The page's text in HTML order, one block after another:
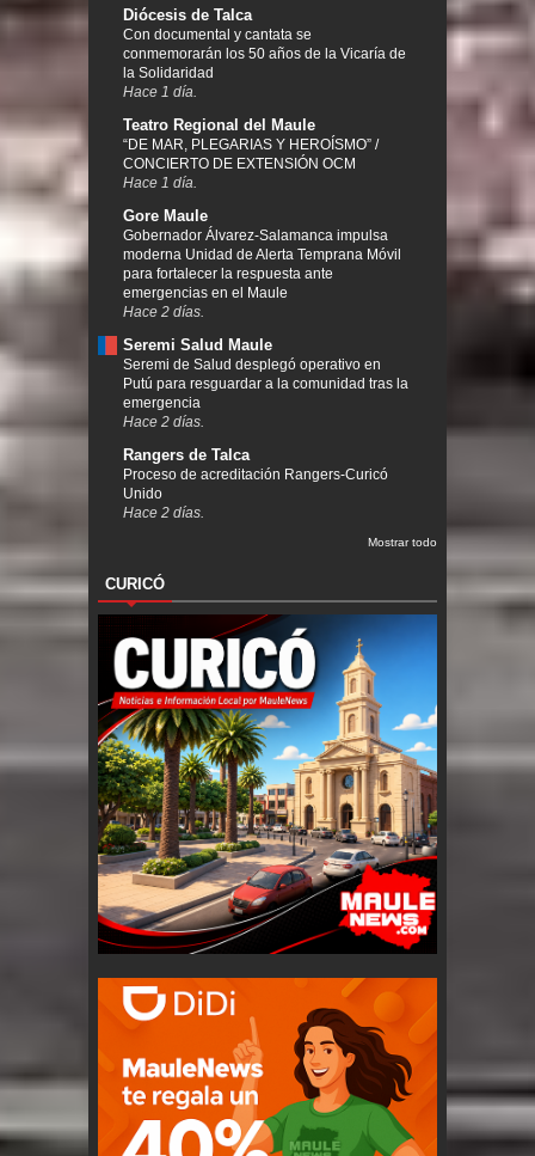
Diócesis de Talca
Con documental y cantata se
conmemorarán los 50 años de la Vicaría de
la Solidaridad
Hace 1 día.
Teatro Regional del Maule
“DE MAR, PLEGARIAS Y HEROÍSMO” /
CONCIERTO DE EXTENSIÓN OCM
Hace 1 día.
Gore Maule
Gobernador Álvarez-Salamanca impulsa
moderna Unidad de Alerta Temprana Móvil
para fortalecer la respuesta ante
emergencias en el Maule
Hace 2 días.
Seremi Salud Maule
Seremi de Salud desplegó operativo en
Putú para resguardar a la comunidad tras la
emergencia
Hace 2 días.
Rangers de Talca
Proceso de acreditación Rangers-Curicó
Unido
Hace 2 días.
Mostrar todo
CURICÓ